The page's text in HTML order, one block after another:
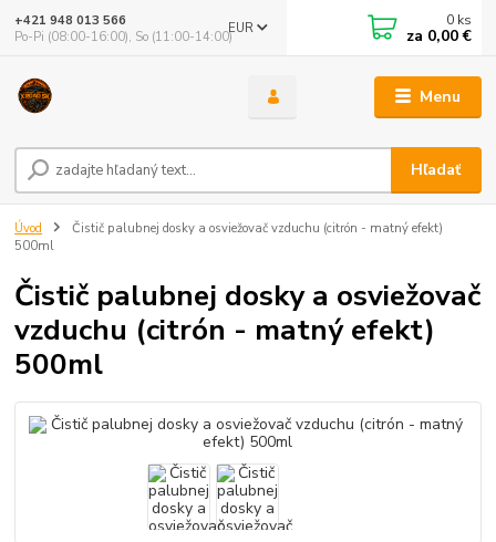
Menu
EUR
Hľadať
+421 948 013 566
Po-Pi (08:00-16:00), So (11:00-14:00)
0 ks
za 0,00 €
Úvod
Čistič palubnej dosky a osviežovač vzduchu (citrón - matný efekt)
500ml
Čistič palubnej dosky a osviežovač
vzduchu (citrón - matný efekt)
500ml